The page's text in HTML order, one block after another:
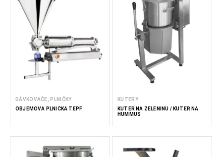
DÁVKOVAČE, PLNIČKY
OBJEMOVÁ PLNIČKA TEPF
KUTERY
KUTER NA ZELENINU / KUTER NA
HUMMUS